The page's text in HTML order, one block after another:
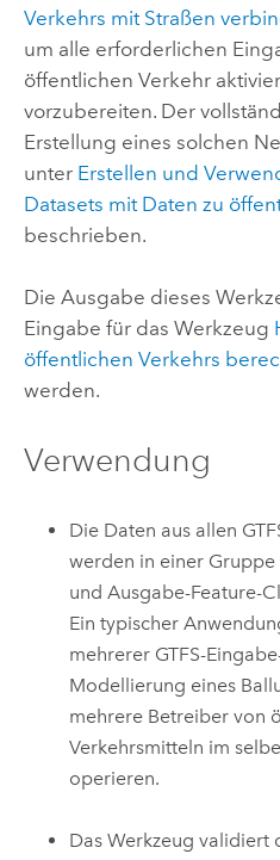
Verkehrs mit Straßen
um alle erforderlichen
öffentlichen Verkehr
vorzubereiten. Der
Erstellung eines solchen
unter Erstellen und
Datasets mit Daten zu
beschrieben.
Die Ausgabe dieses
Eingabe für das Werkzeug
öffentlichen Verkehrs
werden.
Verwendung
Die Daten aus allen
werden in einer
und Ausgabe-Feature-
Ein typischer
mehrerer GTFS-
Modellierung eines
mehrere Betreiber von
Verkehrsmitteln im
operieren.
Das Werkzeug validiert